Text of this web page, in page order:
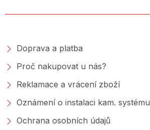
Doprava a platba
Proč nakupovat u nás?
Reklamace a vrácení zboží
Oznámení o instalaci kam. systému
Ochrana osobních údajů